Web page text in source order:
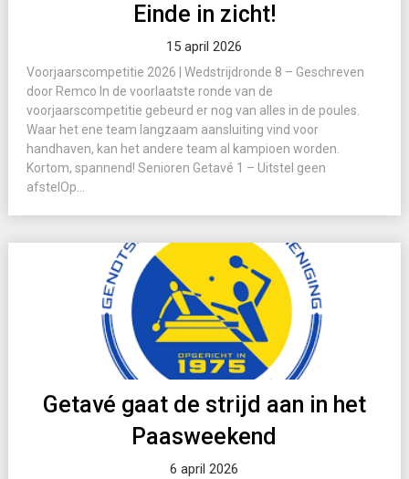
Einde in zicht!
15 april 2026
Voorjaarscompetitie 2026 | Wedstrijdronde 8 – Geschreven
door Remco In de voorlaatste ronde van de
voorjaarscompetitie gebeurd er nog van alles in de poules.
Waar het ene team langzaam aansluiting vind voor
handhaven, kan het andere team al kampioen worden.
Kortom, spannend! Senioren Getavé 1 – Uitstel geen
afstelOp...
Getavé gaat de strijd aan in het
Paasweekend
6 april 2026